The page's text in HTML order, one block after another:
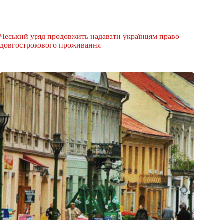
Чеський уряд продовжить надавати українцям право
довгострокового проживання